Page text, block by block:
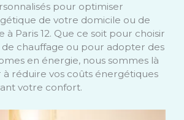
pour optimiser
de votre domicile ou de
Paris 12. Que ce soit pour choisir
de chauffage ou pour adopter des
en énergie, nous sommes là
à réduire vos coûts énergétiques
votre confort.